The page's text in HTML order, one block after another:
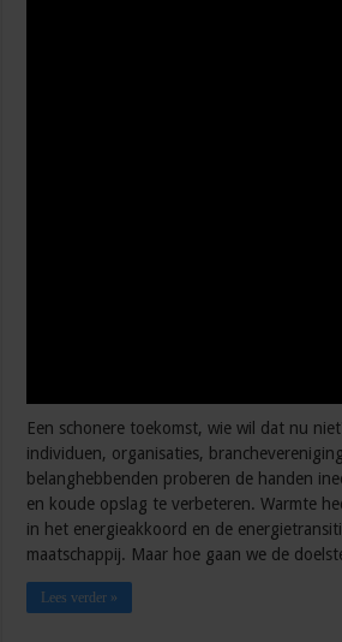
Een schonere toekomst, wie wil dat nu
individuen, organisaties,
belanghebbenden proberen de handen
en koude opslag te verbeteren. Warmte
in het energieakkoord en de
maatschappij. Maar hoe gaan we de
Lees verder »